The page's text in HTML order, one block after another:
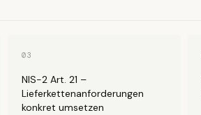
03
NIS-2 Art. 21 –
Lieferkettenanforderungen
konkret umsetzen